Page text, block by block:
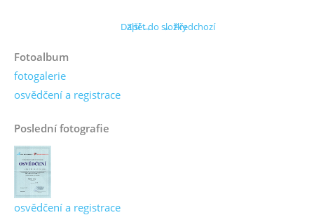
← Předchozí
Další →
Zpět do složky
Fotoalbum
fotogalerie
osvědčení a registrace
Poslední fotografie
osvědčení a registrace